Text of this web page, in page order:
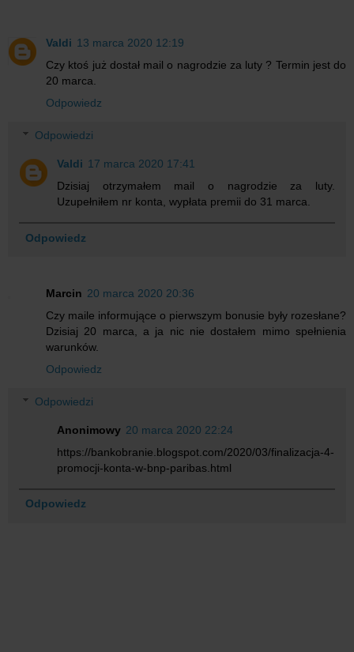
Valdi 13 marca 2020 12:19
Czy ktoś już dostał mail o nagrodzie za luty ? Termin jest do
20 marca.
Odpowiedz
Odpowiedzi
Valdi 17 marca 2020 17:41
Dzisiaj otrzymałem mail o nagrodzie za luty.
Uzupełniłem nr konta, wypłata premii do 31 marca.
Odpowiedz
Marcin 20 marca 2020 20:36
Czy maile informujące o pierwszym bonusie były rozesłane?
Dzisiaj 20 marca, a ja nic nie dostałem mimo spełnienia
warunków.
Odpowiedz
Odpowiedzi
Anonimowy 20 marca 2020 22:24
https://bankobranie.blogspot.com/2020/03/finalizacja-4-
promocji-konta-w-bnp-paribas.html
Odpowiedz